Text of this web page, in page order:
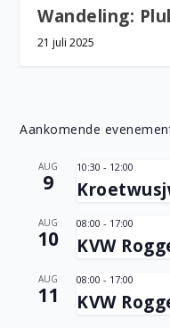
Wandeling:
21 juli 2025
Aankomende
AUG
9
10:30 - 12:00
AUG
10
08:00 - 17:00
KVW
AUG
11
08:00 - 17:00
KVW